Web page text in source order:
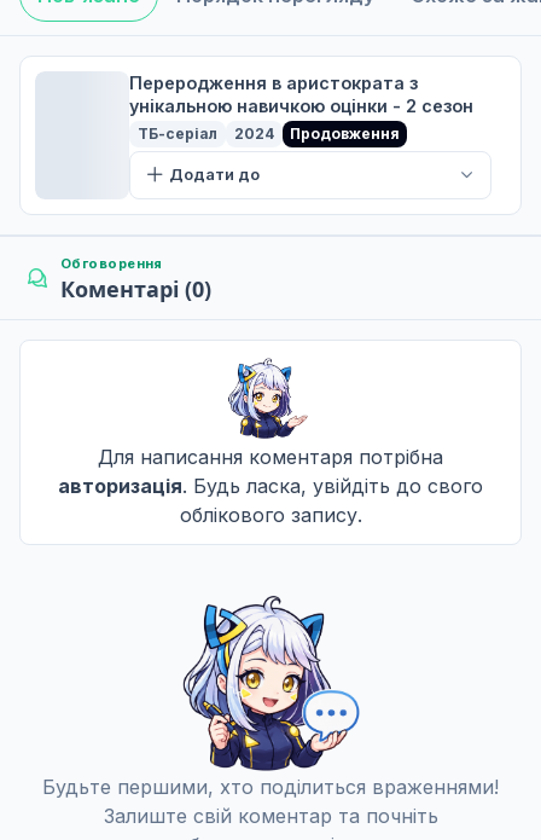
6
12 трав. 2024
Спадкоємність
Дата уточнюється
Нове покоління
Дата уточнюється
Куран Саламахія
09 черв. 2024
12
23 черв. 2024
Переродження в аристократа з
унікальною навичкою оцінки - 2 сезон
ТБ-серіал 2024 Продовження
Додати до
Обговорення
Коментарі (0)
Для написання коментаря потрібна
авторизація. Будь ласка, увійдіть до свого
облікового запису.
Будьте першими, хто поділиться враженнями!
Залиште свій коментар та почніть